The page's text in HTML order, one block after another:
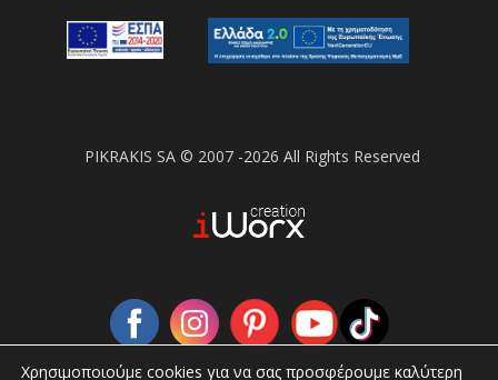
PIKRAKIS SA © 2007 -2026 All Rights Reserved
Χρησιμοποιούμε cookies για να σας προσφέρουμε καλύτερη